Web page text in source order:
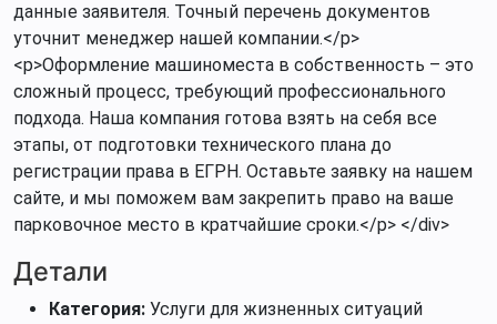
данные заявителя. Точный перечень документов
уточнит менеджер нашей компании.</p>
<p>Оформление машиноместа в собственность – это
сложный процесс, требующий профессионального
подхода. Наша компания готова взять на себя все
этапы, от подготовки технического плана до
регистрации права в ЕГРН. Оставьте заявку на нашем
сайте, и мы поможем вам закрепить право на ваше
парковочное место в кратчайшие сроки.</p> </div>
Детали
Категория: Услуги для жизненных ситуаций